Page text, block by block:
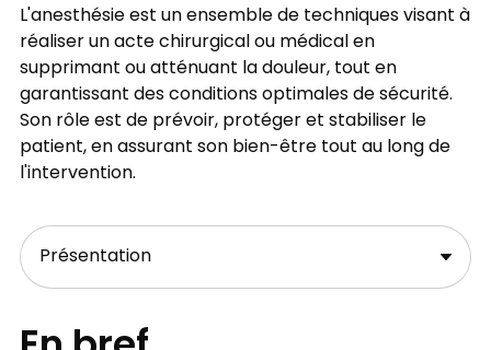
L'anesthésie est un ensemble de techniques visant à
réaliser un acte chirurgical ou médical en
supprimant ou atténuant la douleur, tout en
garantissant des conditions optimales de sécurité.
Son rôle est de prévoir, protéger et stabiliser le
patient, en assurant son bien-être tout au long de
l'intervention.